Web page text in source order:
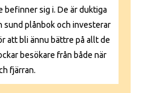
befinner sig i. De är duktiga
sund plånbok och investerar
att bli ännu bättre på allt de
besökare från både när
fjärran.